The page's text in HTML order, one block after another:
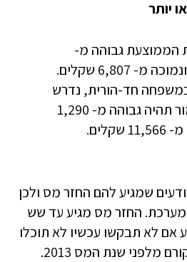
יותר
הממוצעת גבוהה מ-
2,090 שקלים ונמוכה מ- 6,807 שקלים.
חד-הורית, נדרש
שהכנסתו כאמור תהיה גבוהה מ- 1,290
שמגיע להם החזר מס ולכן
החזר מס מגיע עד שש
אם לא תבקשו עכשיו לא תוכלו
לקבל החזרים שמקורם מלפני שנת המס 2013.